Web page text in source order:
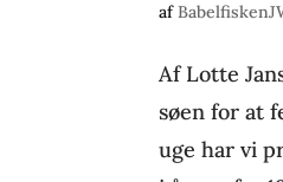
af
Af Lotte
søen for at
uge har vi